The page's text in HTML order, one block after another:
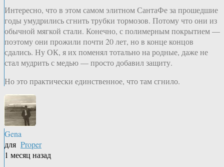
Интересно, что в этом самом элитном СантаФе за прошедшие
годы умудрились сгнить трубки тормозов. Потому что они из
обычной мягкой стали. Конечно, с полимерным покрытием —
поэтому они прожили почти 20 лет, но в конце концов
сдались. Ну ОК, я их поменял тотально на родные, даже не
стал мудрить с медью — просто добавил защиту.
Но это практически единственное, что там сгнило.
Gena
для Proper
1 месяц назад